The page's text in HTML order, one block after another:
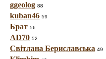
ggeolog 88
kuban46 59
Брат 56
AD70 52
Світлана Бериславська 49